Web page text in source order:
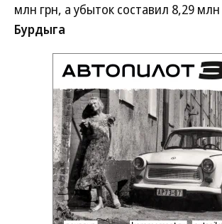
млн грн, а убыток составил 8,29 млн
Бурдыга